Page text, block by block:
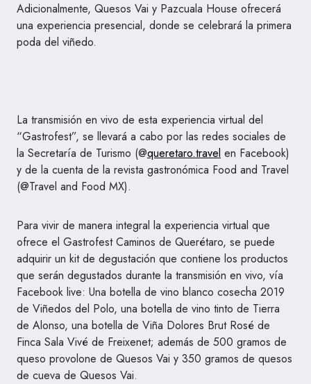
Adicionalmente, Quesos Vai y Pazcuala House ofrecerá
una experiencia presencial, donde se celebrará la primera
poda del viñedo.
La transmisión en vivo de esta experiencia virtual del
“Gastrofest”, se llevará a cabo por las redes sociales de
la Secretaría de Turismo (@queretaro.travel en Facebook)
y de la cuenta de la revista gastronómica Food and Travel
(@Travel and Food MX).
Para vivir de manera integral la experiencia virtual que
ofrece el Gastrofest Caminos de Querétaro, se puede
adquirir un kit de degustación que contiene los productos
que serán degustados durante la transmisión en vivo, vía
Facebook live: Una botella de vino blanco cosecha 2019
de Viñedos del Polo, una botella de vino tinto de Tierra
de Alonso, una botella de Viña Dolores Brut Rosé de
Finca Sala Vivé de Freixenet; además de 500 gramos de
queso provolone de Quesos Vai y 350 gramos de quesos
de cueva de Quesos Vai.